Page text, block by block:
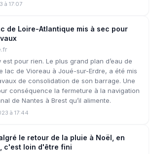
à 17:07
de Loire-Atlantique mis à sec pour
est pour rien. Le plus grand plan d’eau de
lac de Vioreau à Joué-sur-Erdre, a été mis
de consolidation de son barrage. Une
conséquence la fermeture à la navigation
de Nantes à Brest qu’il alimente.
à 17:44
le retour de la pluie à Noël, en
c'est loin d'être fini